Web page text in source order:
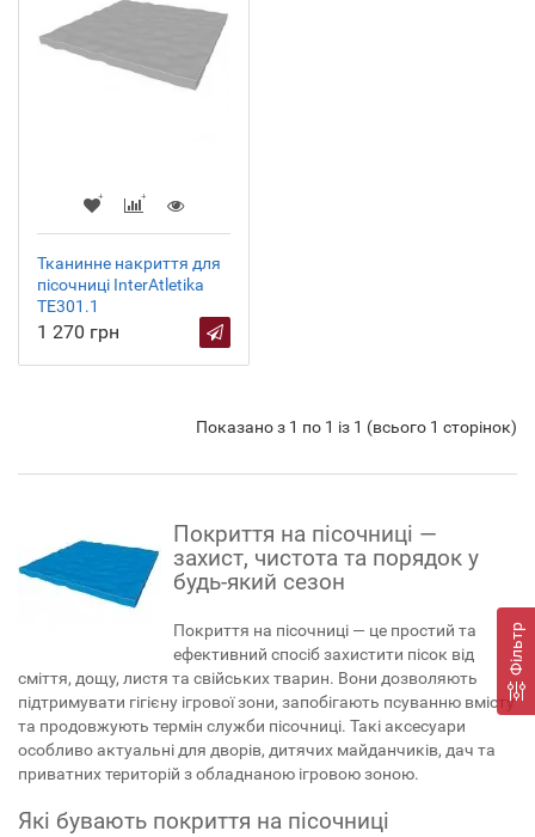
Фільтр
Тканинне накриття для
пісочниці InterAtletika
ТЕ301.1
1 270 грн
Показано з 1 по 1 із 1 (всього 1 сторінок)
Покриття на пісочниці —
захист, чистота та порядок у
будь-який сезон
Покриття на пісочниці — це простий та
ефективний спосіб захистити пісок від
сміття, дощу, листя та свійських тварин. Вони дозволяють
підтримувати гігієну ігрової зони, запобігають псуванню вмісту
та продовжують термін служби пісочниці. Такі аксесуари
особливо актуальні для дворів, дитячих майданчиків, дач та
приватних територій з обладнаною ігровою зоною.
Які бувають покриття на пісочниці